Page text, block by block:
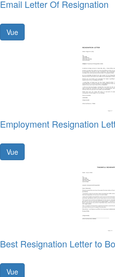
Email Letter Of Resignation
Vue
Employment Resignation
Vue
Best Resignation Letter to
Vue